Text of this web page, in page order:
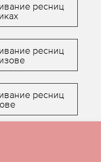
ресниц
ресниц
ресниц